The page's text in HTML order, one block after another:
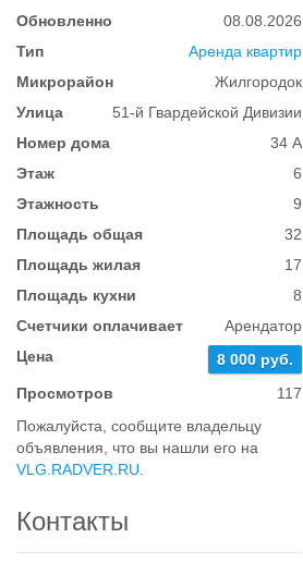
Обновленно
08.08.2026
Тип
Аренда квартир
Микрорайон
Жилгородок
Улица
51-й Гвардейской Дивизии
Номер дома
34 А
Этаж
6
Этажность
9
Площадь общая
32
Площадь жилая
17
Площадь кухни
8
Счетчики оплачивает
Арендатор
Цена
8 000 руб.
Просмотров
117
Пожалуйста, сообщите владельцу
объявления, что вы нашли его на
VLG.RADVER.RU
Контакты